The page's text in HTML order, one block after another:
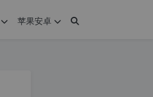
苹果安卓